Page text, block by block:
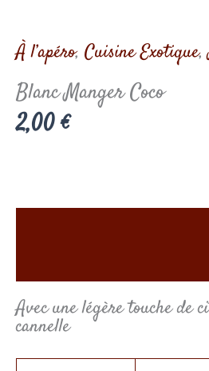
À l’apéro, Cuisine Exotique,
Blanc Manger Coco
2,00€
Avec une légère touche de
cannelle